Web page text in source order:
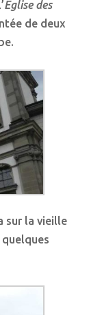
Église des
de deux
sur la vieille